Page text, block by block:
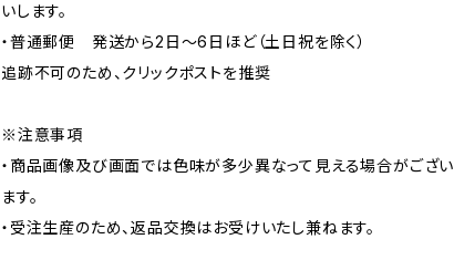
いします。
・普通郵便 発送から2日〜6日ほど（土日祝を除く）
追跡不可のため、クリックポストを推奨
※注意事項
・商品画像及び画面では色味が多少異なって見える場合がござい
ます。
・受注生産のため、返品交換はお受けいたし兼ねます。